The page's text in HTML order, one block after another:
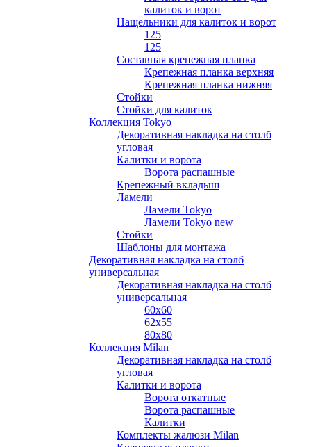
калиток и ворот
Нащельники для калиток и ворот
125
125
Составная крепежная планка
Крепежная планка верхняя
Крепежная планка нижняя
Стойки
Стойки для калиток
Коллекция Tokyo
Декоративная накладка на столб
угловая
Калитки и ворота
Ворота распашные
Крепежный вкладыш
Ламели
Ламели Tokyo
Ламели Tokyo new
Стойки
Шаблоны для монтажа
Декоративная накладка на столб
универсальная
Декоративная накладка на столб
универсальная
60х60
62х55
80х80
Коллекция Milan
Декоративная накладка на столб
угловая
Калитки и ворота
Ворота откатные
Ворота распашные
Калитки
Комплекты жалюзи Milan